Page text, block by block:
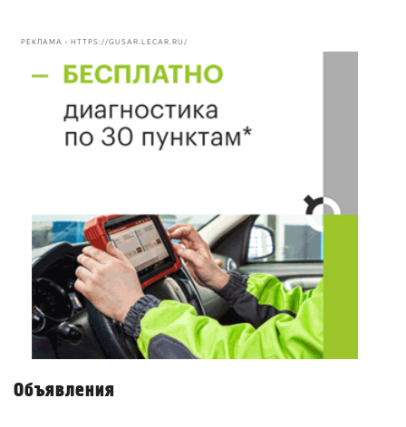
РЕКЛАМА • HTTPS://GUSAR.LECAR.RU/
Объявления